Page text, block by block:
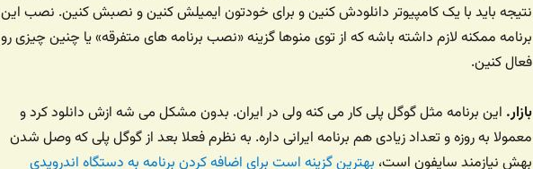
نتیجه باید با یک کامپیوتر دانلودش کنین و برای خودتون ایمیلش کنین و نصبش کنین. نصب این
برنامه ممکنه لازم داشته باشه که از توی منوها گزینه «نصب برنامه های متفرقه» یا چنین چیزی رو
فعال کنین.
بازار. این برنامه مثل گوگل پلی کار می کنه ولی در ایران. بدون مشکل می شه ازش دانلود کرد و
معمولا به روزه و تعداد زیادی هم برنامه ایرانی داره. به نظرم فعلا بعد از گوگل پلی که وصل شدن
بهش نیازمند سایفون است، بهترین گزینه است برای اضافه کردن برنامه به دستگاه اندرویدی